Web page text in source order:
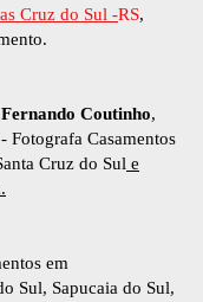
Cruz do Sul -RS,
Coutinho,
- Fotografa Casamentos
Cruz do Sul e
em
Sul, Sapucaia do Sul,